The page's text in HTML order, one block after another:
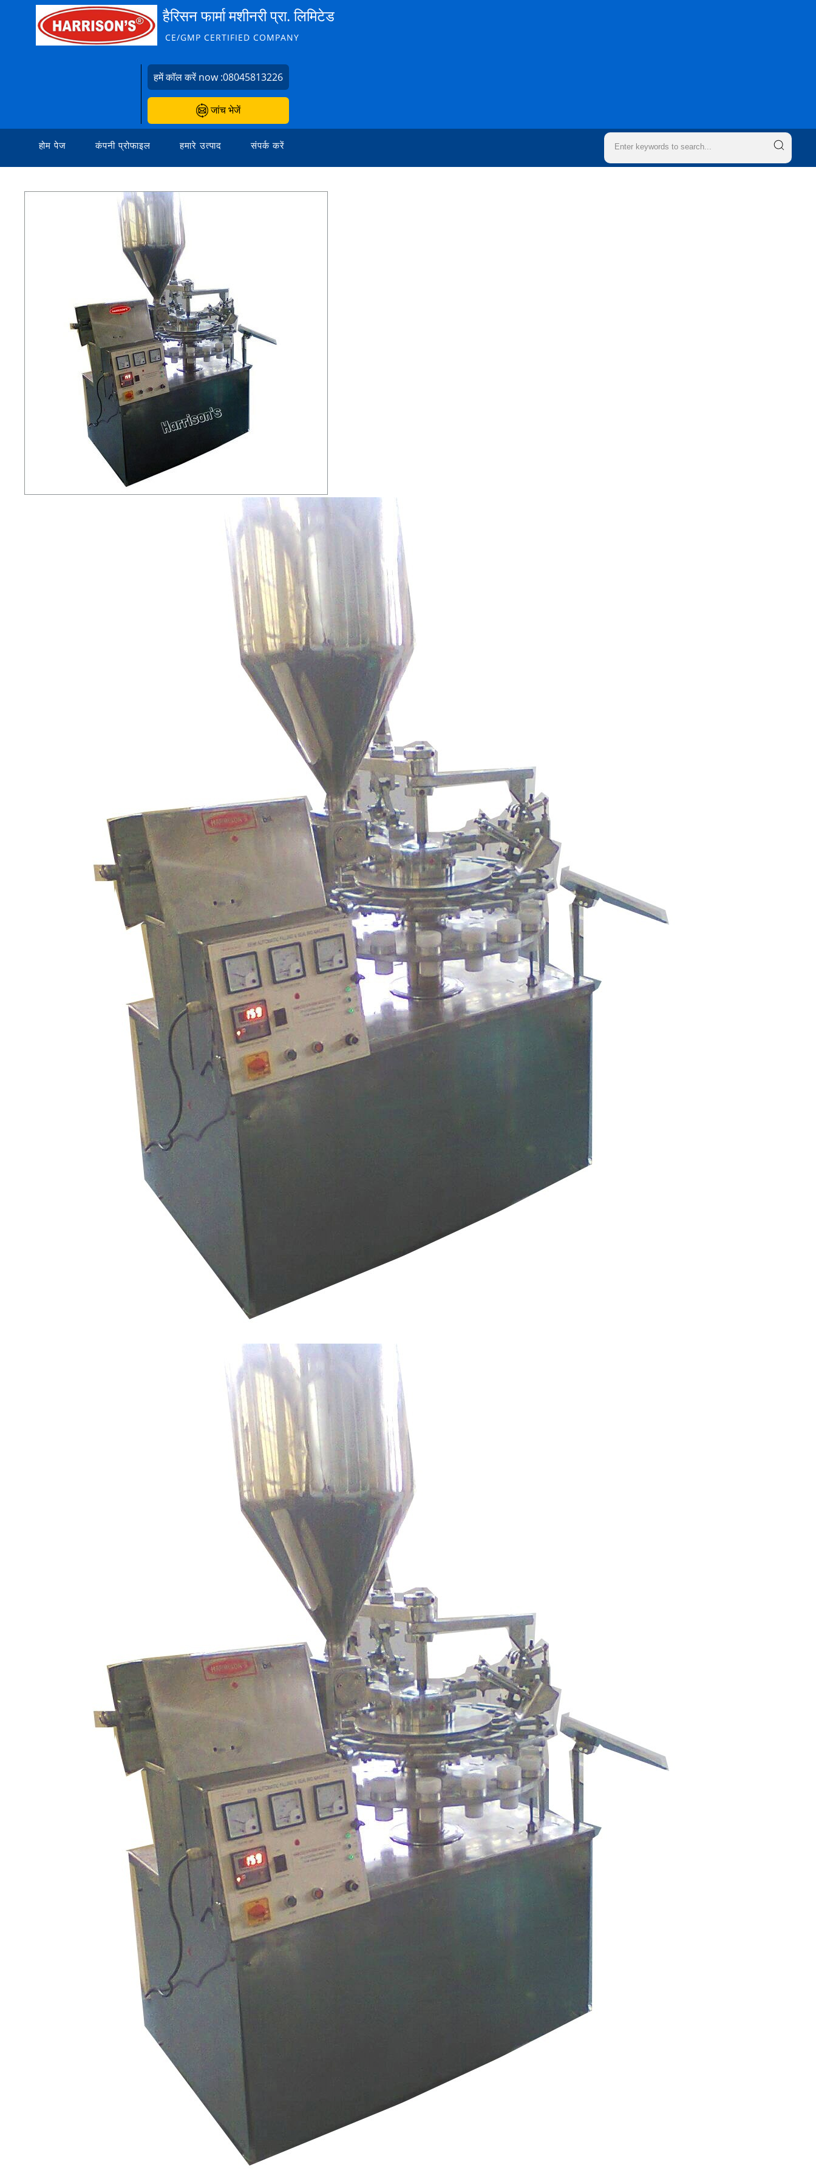
हैरिसन फार्मा मशीनरी प्रा. लिमिटेड
CE/GMP CERTIFIED COMPANY
हमें कॉल करें now :08045813226
जांच भेजें
होम पेज कंपनी प्रोफाइल हमारे उत्पाद संपर्क करें